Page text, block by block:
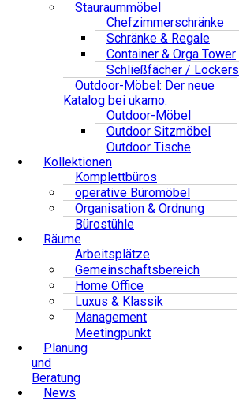
Stauraummöbel
Chefzimmerschränke
Schränke & Regale
Container & Orga Tower
Schließfächer / Lockers
Outdoor-Möbel: Der neue
Katalog bei ukamo.
Outdoor-Möbel
Outdoor Sitzmöbel
Outdoor Tische
Kollektionen
Komplettbüros
operative Büromöbel
Organisation & Ordnung
Bürostühle
Räume
Arbeitsplätze
Gemeinschaftsbereich
Home Office
Luxus & Klassik
Management
Meetingpunkt
Planung
und
Beratung
News